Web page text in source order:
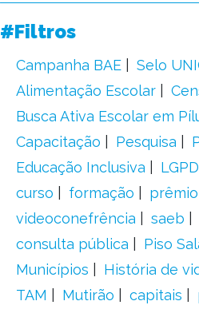
#Filtros
Campanha BAE Selo
Alimentação Escolar
Busca Ativa Escolar em
Capacitação
Pesquisa
Educação Inclusiva
LGPD
curso
formação prêmio
videoconefrência
saeb
consulta pública
Piso
Municípios
História de
TAM
Mutirão capitais